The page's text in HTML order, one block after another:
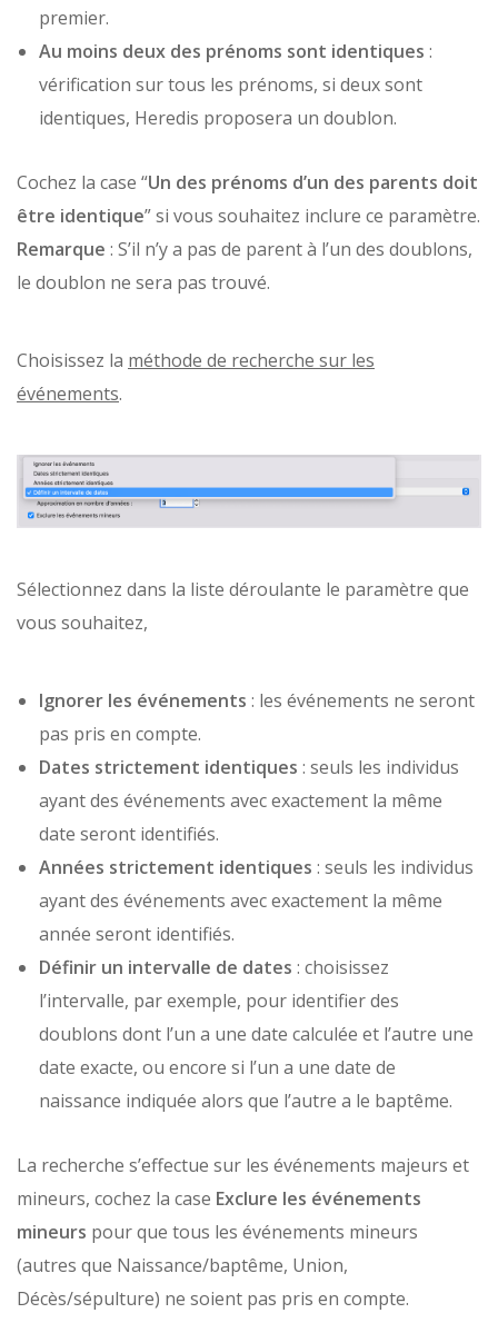
premier.
Au moins deux des prénoms sont identiques :
vérification sur tous les prénoms, si deux sont
identiques, Heredis proposera un doublon.
Cochez la case “Un des prénoms d’un des parents doit
être identique” si vous souhaitez inclure ce paramètre.
Remarque : S’il n’y a pas de parent à l’un des doublons,
le doublon ne sera pas trouvé.
Choisissez la méthode de recherche sur les
événements.
Sélectionnez dans la liste déroulante le paramètre que
vous souhaitez,
Ignorer les événements : les événements ne seront
pas pris en compte.
Dates strictement identiques : seuls les individus
ayant des événements avec exactement la même
date seront identifiés.
Années strictement identiques : seuls les individus
ayant des événements avec exactement la même
année seront identifiés.
Définir un intervalle de dates : choisissez
l’intervalle, par exemple, pour identifier des
doublons dont l’un a une date calculée et l’autre une
date exacte, ou encore si l’un a une date de
naissance indiquée alors que l’autre a le baptême.
La recherche s’effectue sur les événements majeurs et
mineurs, cochez la case Exclure les événements
mineurs pour que tous les événements mineurs
(autres que Naissance/baptême, Union,
Décès/sépulture) ne soient pas pris en compte.